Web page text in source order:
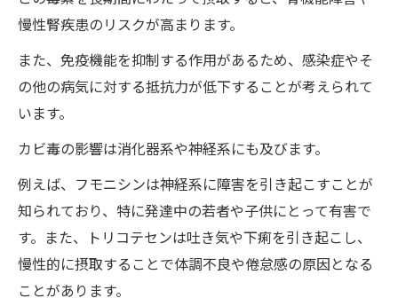
慢性腎疾患のリスクが高まります。
また、免疫機能を抑制する作用があるため、感染症やそ
の他の病気に対する抵抗力が低下することが考えられて
います。
カビ毒の影響は消化器系や神経系にも及びます。
例えば、フモニシンは神経系に障害を引き起こすことが
知られており、特に発達中の若者や子供にとって有害で
す。また、トリコテセンは吐き気や下痢を引き起こし、
慢性的に摂取することで体調不良や倦怠感の原因となる
ことがあります。